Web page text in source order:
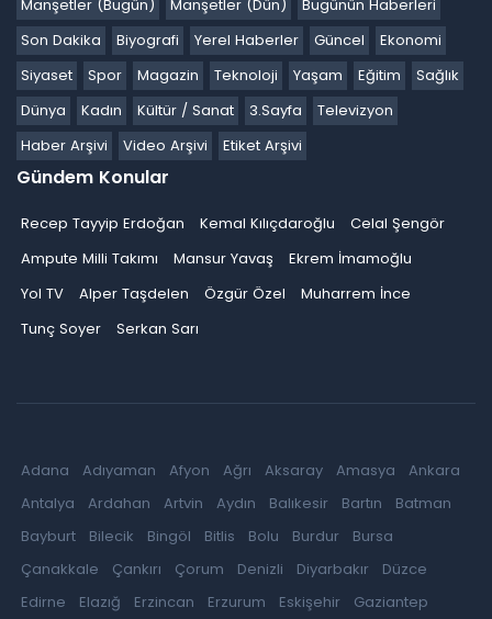
Manşetler (Bugün)
Manşetler (Dün)
Bugünün Haberleri
Son Dakika
Biyografi Yerel Haberler Güncel
Ekonomi
Siyaset
Spor Magazin Teknoloji Yaşam Eğitim
Sağlık
Dünya
Kadın Kültür / Sanat 3.Sayfa
Televizyon
Haber Arşivi
Video Arşivi Etiket Arşivi
Gündem Konular
Recep Tayyip Erdoğan Kemal Kılıçdaroğlu
Celal Şengör
Ampute Milli Takımı
Mansur Yavaş
Ekrem İmamoğlu
Yol TV
Alper Taşdelen Özgür Özel
Muharrem İnce
Tunç Soyer
Serkan Sarı
Adana Adıyaman Afyon Ağrı Aksaray Amasya
Ankara
Antalya
Ardahan Artvin Aydın Balıkesir Bartın
Batman
Bayburt
Bilecik Bingöl Bitlis Bolu Burdur
Bursa
Çanakkale
Çankırı Çorum Denizli Diyarbakır
Düzce
Edirne
Elazığ Erzincan Erzurum Eskişehir
Gaziantep